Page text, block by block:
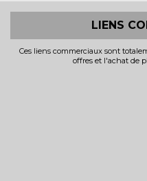
LIENS
Ces liens commerciaux sont
offres et l'achat de